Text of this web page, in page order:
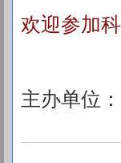
欢迎参加
主办单位：